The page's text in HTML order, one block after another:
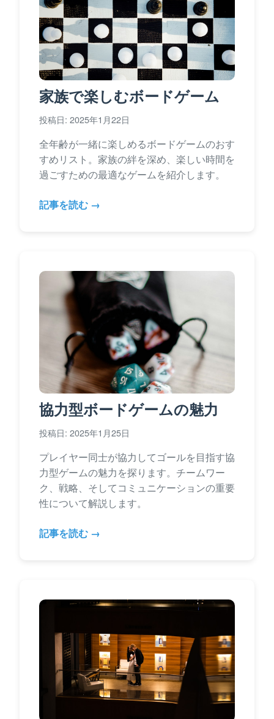
家族で楽しむボードゲーム
投稿日: 2025年1月22日
全年齢が一緒に楽しめるボードゲームのおす
すめリスト。家族の絆を深め、楽しい時間を
過ごすための最適なゲームを紹介します。
記事を読む →
協力型ボードゲームの魅力
投稿日: 2025年1月25日
プレイヤー同士が協力してゴールを目指す協
力型ゲームの魅力を探ります。チームワー
ク、戦略、そしてコミュニケーションの重要
性について解説します。
記事を読む →